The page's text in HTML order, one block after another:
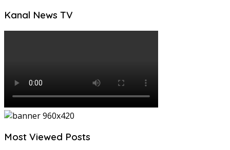
Kanal News TV
Most Viewed Posts